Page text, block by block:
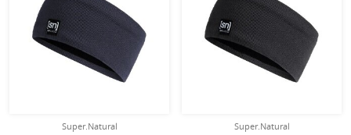
Super.Natural
Super.Natural